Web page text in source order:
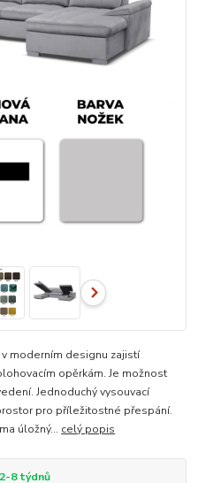
moderním designu zajistí
opěrkám. Je možnost
Jednoduchý vysouvací
pro příležitostné přespání.
úložný... celý popis
8 týdnů